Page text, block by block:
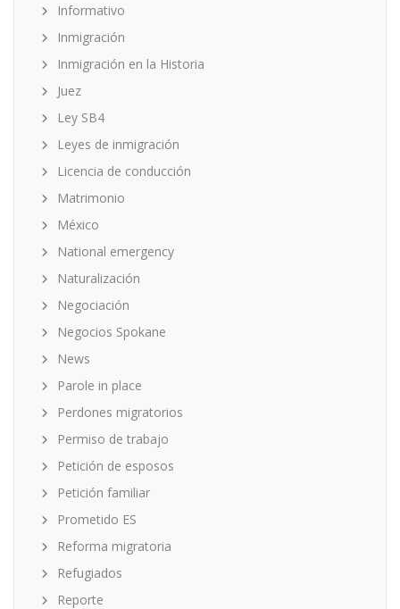
Informativo
Inmigración
Inmigración en la Historia
Juez
Ley SB4
Leyes de inmigración
Licencia de conducción
Matrimonio
México
National emergency
Naturalización
Negociación
Negocios Spokane
News
Parole in place
Perdones migratorios
Permiso de trabajo
Petición de esposos
Petición familiar
Prometido ES
Reforma migratoria
Refugiados
Reporte